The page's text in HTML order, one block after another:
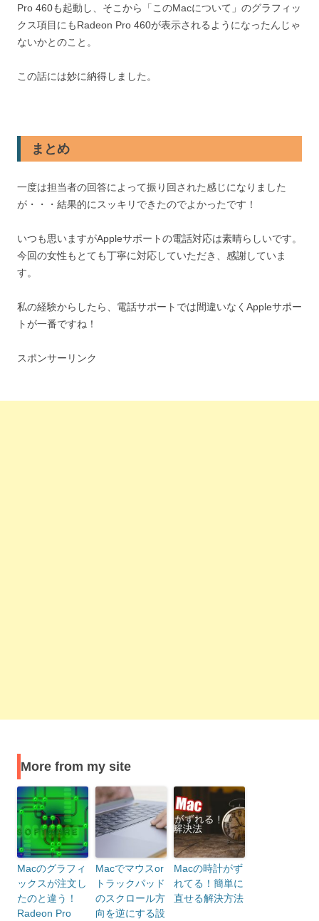
Pro 460も起動し、そこから「このMacについて」のグラフィッ
クス項目にもRadeon Pro 460が表示されるようになったんじゃ
ないかとのこと。
この話には妙に納得しました。
まとめ
一度は担当者の回答によって振り回された感じになりました
が・・・結果的にスッキリできたのでよかったです！
いつも思いますがAppleサポートの電話対応は素晴らしいです。
今回の女性もとても丁寧に対応していただき、感謝していま
す。
私の経験からしたら、電話サポートでは間違いなくAppleサポー
トが一番ですね！
スポンサーリンク
More from my site
Macのグラフィ
ックスが注文し
たのと違う！
Radeon Pro
Macでマウスor
トラックパッド
のスクロール方
向を逆にする設
Macの時計がず
れてる！簡単に
直せる解決方法